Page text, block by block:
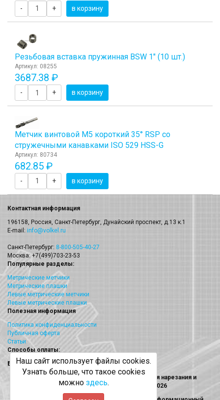
- + в корзину
Резьбовая вставка пружинная BSW 1" (10 шт.)
Артикул: 08255
3687.38 ₽
- + в корзину
Метчик винтовой М5 короткий 35° RSP со
стружечными канавками ISO 529 HSS-G
Артикул: 80734
682.85 ₽
- + в корзину
Контактная информация
196158, Россия, Санкт-Петербург, Дунайский проспект, д.13 к.1
E-mail: info@volkel.ru
Санкт-Петербург: 8-800-505-40-27
Москва: +7(499)703-23-53
Популярные разделы:
Метрические метчики
Метрические плашки
Левые метрические метчики
Левые метрические плашки
Полезная информация
Политика конфиденциальности
Публичная оферта
Статьи
Способы оплаты:
Безналичный платеж
Volkel (Волкел) метчики, плашки, наборы для нарезания и
восстановления резьбы © 2013 - 2026
Наш сайт использует файлы cookies.
Узнать больше, что такое cookies
можно здесь.